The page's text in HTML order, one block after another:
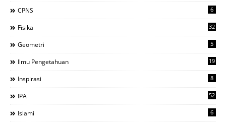
CPNS 6
Fisika 32
Geometri 5
Ilmu Pengetahuan 19
Inspirasi 8
IPA 52
Islami 6